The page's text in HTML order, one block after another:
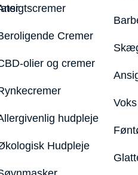
Cremer
olier og cremer
hudpleje
Hudpleje